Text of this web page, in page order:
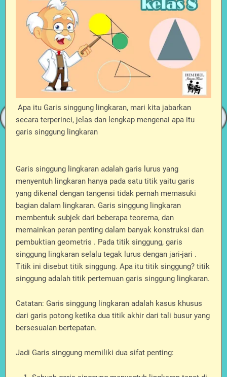
Apa itu Garis singgung lingkaran, mari kita jabarkan
secara terperinci, jelas dan lengkap mengenai apa itu
garis singgung lingkaran
Garis singgung lingkaran adalah garis lurus yang
menyentuh lingkaran hanya pada satu titik yaitu garis
yang dikenal dengan tangensi tidak pernah memasuki
bagian dalam lingkaran. Garis singgung lingkaran
membentuk subjek dari beberapa teorema, dan
memainkan peran penting dalam banyak konstruksi dan
pembuktian geometris . Pada titik singgung, garis
singgung lingkaran selalu tegak lurus dengan jari-jari .
Titik ini disebut titik singgung. Apa itu titik singgung? titik
singgung adalah titik pertemuan garis singgung lingkaran.
Catatan: Garis singgung lingkaran adalah kasus khusus
dari garis potong ketika dua titik akhir dari tali busur yang
bersesuaian bertepatan.
Jadi Garis singgung memiliki dua sifat penting: